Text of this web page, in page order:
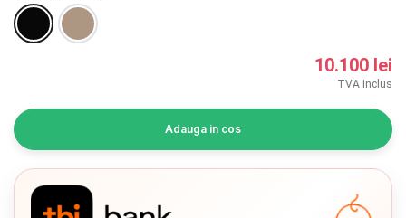
BAIE SI TOALETA
Blog
Regulament giveaway
10.100 lei
TVA inclus
Adauga in cos